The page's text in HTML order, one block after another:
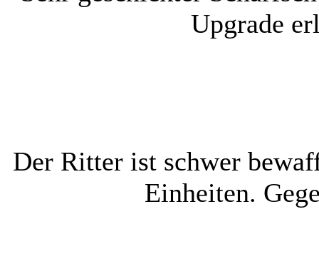
Upgrade
Der Ritter ist schwer
Einheiten.